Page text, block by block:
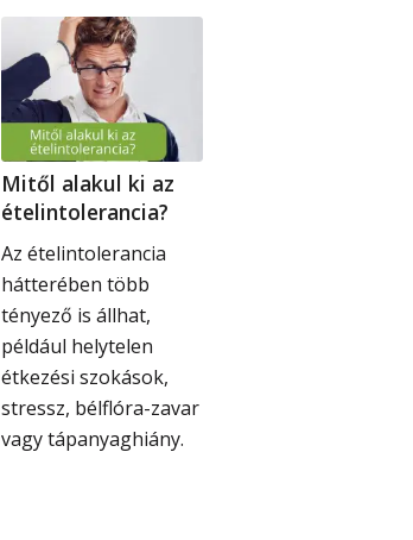
Mitől alakul ki az
ételintolerancia?
Az ételintolerancia
hátterében több
tényező is állhat,
például helytelen
étkezési szokások,
stressz, bélflóra-zavar
vagy tápanyaghiány.